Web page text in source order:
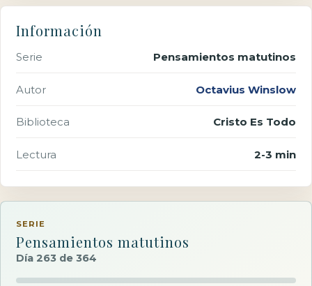
Información
Serie Pensamientos matutinos
Autor Octavius Winslow
Biblioteca Cristo Es Todo
Lectura 2-3 min
SERIE
Pensamientos matutinos
Día 263 de 364